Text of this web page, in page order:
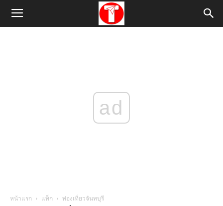
ad
หน้าแรก แท็ก ท่องเที่ยวจันทบุรี